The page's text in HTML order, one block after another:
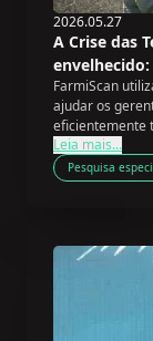
2026.05.27
A Crise das
de Grandes
FarmiScan
ajudar os
eficientemente
abordando
agrícola em
Leia mais...
Pesquisa